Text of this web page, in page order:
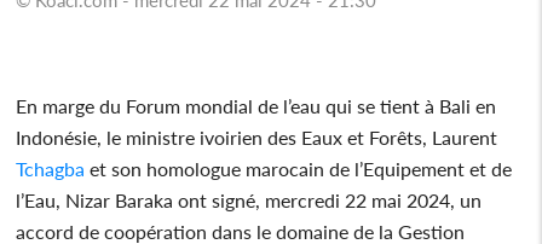
En marge du Forum mondial de l’eau qui se tient à Bali en
Indonésie, le ministre ivoirien des Eaux et Forêts, Laurent
Tchagba et son homologue marocain de l’Equipement et de
l’Eau, Nizar Baraka ont signé, mercredi 22 mai 2024, un
accord de coopération dans le domaine de la Gestion